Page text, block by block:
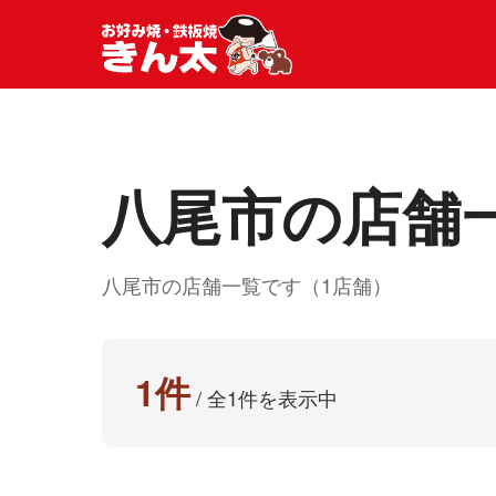
八尾市の店舗
八尾市の店舗一覧です（1店舗）
1件/ 全1件を表示中